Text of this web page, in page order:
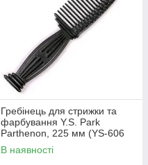
Гребінець для стрижки та
фарбування Y.S. Park
Parthenon, 225 мм (YS-606
Carbon Black)
В наявності